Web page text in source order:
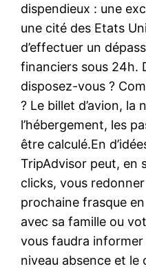
dispendieux : une
une cité des Etats
d’effectuer un
financiers sous 24h.
disposez-vous ?
? Le billet d’avion, la
l’hébergement, les
être calculé.En
TripAdvisor peut, en
clicks, vous
prochaine frasque
avec sa famille ou
vous faudra
niveau absence et